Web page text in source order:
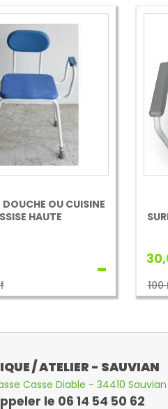
DOUCHE OU CUISINE
HAUTE
100
/ ATELIER - SAUVIAN
Casse Diable - 34410 Sauvian
le 06 14 54 50 62